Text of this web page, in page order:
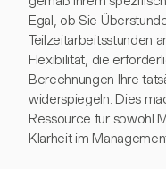
Egal, ob Sie
Teilzeitarbeitsstunden
Flexibilität, die
Berechnungen Ihre
widerspiegeln. Dies
Ressource für sowohl
Klarheit im